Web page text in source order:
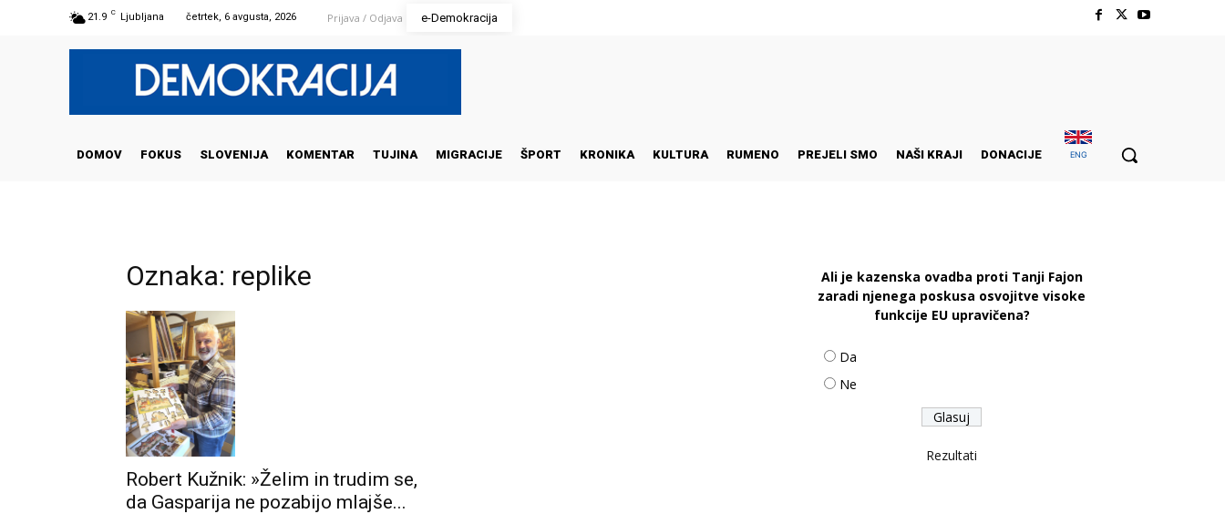
21.9 C Ljubljana četrtek, 6 avgusta, 2026 Prijava / Odjava e-Demokracija
DOMOV FOKUS SLOVENIJA KOMENTAR TUJINA MIGRACIJE ŠPORT KRONIKA KULTURA RUMENO PREJELI SMO NAŠI KRAJI DONACIJE ENG
Oznaka: replike
Robert Kužnik: »Želim in trudim se,
da Gasparija ne pozabijo mlajše...
Ali je kazenska ovadba proti Tanji Fajon
zaradi njenega poskusa osvojitve visoke
funkcije EU upravičena?
Da
Ne
Rezultati